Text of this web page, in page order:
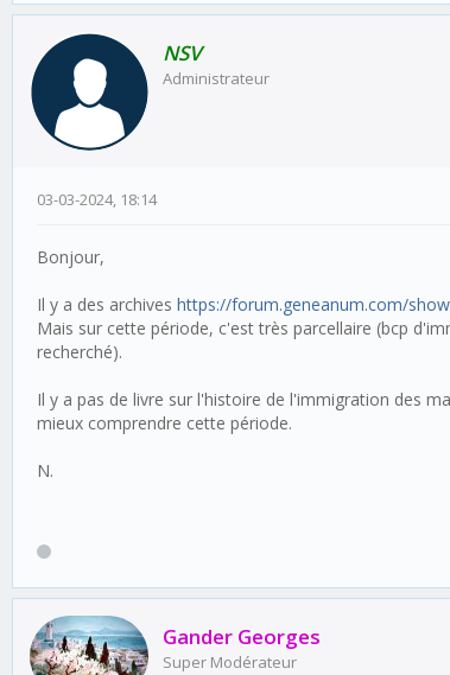
NSV
Administrateur
03-03-2024, 18:14
Bonjour,
Il y a des archives https://forum.geneanum.com/
Mais sur cette période, c'est très parcellaire (bcp
recherché).
Il y a pas de livre sur l'histoire de l'immigration des
mieux comprendre cette période.
N.
Gander Georges
Super Modérateur